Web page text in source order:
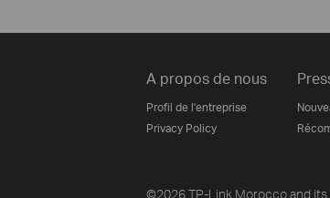
A propos de nous
Profil de l'entreprise
Privacy Policy
©2026 TP-Link Morocco and its